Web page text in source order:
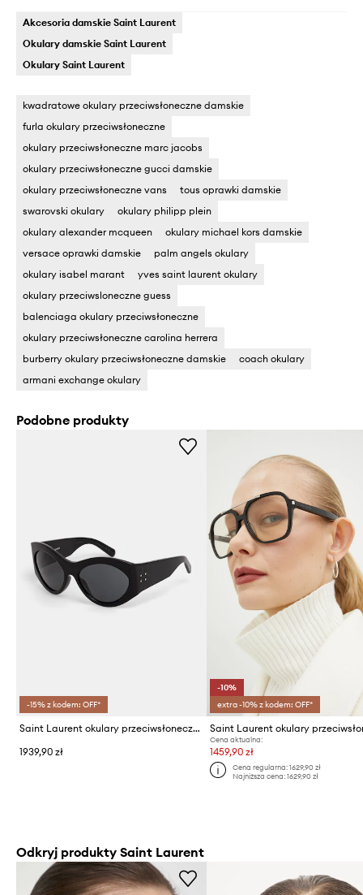
Akcesoria damskie Saint Laurent
Okulary damskie Saint Laurent
Okulary Saint Laurent
kwadratowe okulary przeciwsłoneczne damskie
furla okulary przeciwsłoneczne
okulary przeciwsłoneczne marc jacobs
okulary przeciwsłoneczne gucci damskie
okulary przeciwsłoneczne vans
tous oprawki damskie
swarovski okulary
okulary philipp plein
okulary alexander mcqueen
okulary michael kors damskie
versace oprawki damskie
palm angels okulary
okulary isabel marant
yves saint laurent okulary
okulary przeciwsloneczne guess
balenciaga okulary przeciwsłoneczne
okulary przeciwsłoneczne carolina herrera
burberry okulary przeciwsłoneczne damskie
coach okulary
armani exchange okulary
Podobne produkty
-15% z kodem: OFF*
Saint Laurent okulary przeciwsłoneczne damskie
1939,90 zł
-10%
extra -10% z kodem: OFF*
Cena aktualna:
1459,90 zł
Cena regularna: 1629,90 zł
Najniższa cena: 1629,90 zł
Odkryj produkty Saint Laurent